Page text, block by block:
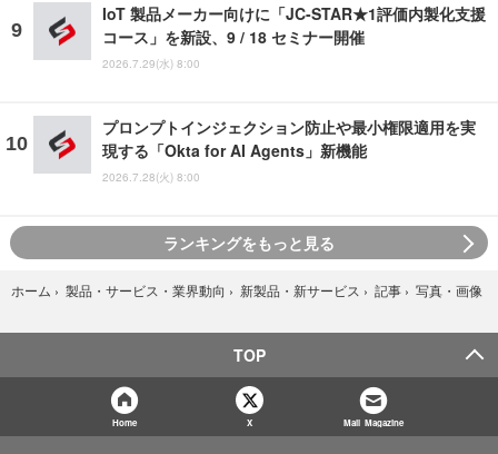
IoT 製品メーカー向けに「JC-STAR★1評価内製化支援
コース」を新設、9 / 18 セミナー開催
2026.7.29(水) 8:00
プロンプトインジェクション防止や最小権限適用を実
現する「Okta for AI Agents」新機能
2026.7.28(火) 8:00
ランキングをもっと見る
ホーム › 製品・サービス・業界動向 › 新製品・新サービス › 記事 › 写真・画像
TOP
Home X Mail Magazine